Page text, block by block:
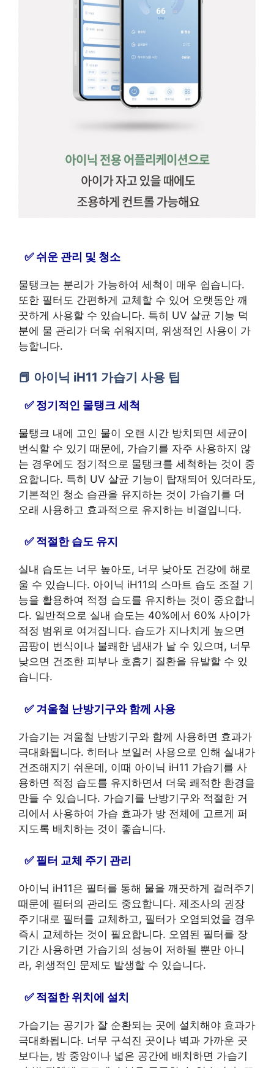
쉬운 관리 및 청소
물탱크는 분리가 가능하여 세척이 매우 쉽습니다.
또한 필터도 간편하게 교체할 수 있어 오랫동안 깨
끗하게 사용할 수 있습니다. 특히 UV 살균 기능 덕
분에 물 관리가 더욱 쉬워지며, 위생적인 사용이 가
능합니다.
아이닉 iH11 가습기 사용 팁
정기적인 물탱크 세척
물탱크 내에 고인 물이 오랜 시간 방치되면 세균이
번식할 수 있기 때문에, 가습기를 자주 사용하지 않
는 경우에도 정기적으로 물탱크를 세척하는 것이 중
요합니다. 특히 UV 살균 기능이 탑재되어 있더라도,
기본적인 청소 습관을 유지하는 것이 가습기를 더
오래 사용하고 효과적으로 유지하는 비결입니다.
적절한 습도 유지
실내 습도는 너무 높아도, 너무 낮아도 건강에 해로
울 수 있습니다. 아이닉 iH11의 스마트 습도 조절 기
능을 활용하여 적정 습도를 유지하는 것이 중요합니
다. 일반적으로 실내 습도는 40%에서 60% 사이가
적정 범위로 여겨집니다. 습도가 지나치게 높으면
곰팡이 번식이나 불쾌한 냄새가 날 수 있으며, 너무
낮으면 건조한 피부나 호흡기 질환을 유발할 수 있
습니다.
겨울철 난방기구와 함께 사용
가습기는 겨울철 난방기구와 함께 사용하면 효과가
극대화됩니다. 히터나 보일러 사용으로 인해 실내가
건조해지기 쉬운데, 이때 아이닉 iH11 가습기를 사
용하면 적정 습도를 유지하면서 더욱 쾌적한 환경을
만들 수 있습니다. 가습기를 난방기구와 적절한 거
리에서 사용하여 가습 효과가 방 전체에 고르게 퍼
지도록 배치하는 것이 좋습니다.
필터 교체 주기 관리
아이닉 iH11은 필터를 통해 물을 깨끗하게 걸러주기
때문에 필터의 관리도 중요합니다. 제조사의 권장
주기대로 필터를 교체하고, 필터가 오염되었을 경우
즉시 교체하는 것이 필요합니다. 오염된 필터를 장
기간 사용하면 가습기의 성능이 저하될 뿐만 아니
라, 위생적인 문제도 발생할 수 있습니다.
적절한 위치에 설치
가습기는 공기가 잘 순환되는 곳에 설치해야 효과가
극대화됩니다. 너무 구석진 곳이나 벽과 가까운 곳
보다는, 방 중앙이나 넓은 공간에 배치하면 가습기